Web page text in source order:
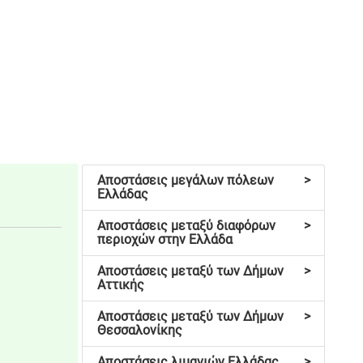
>
Αποστάσεις μεγάλων πόλεων
Ελλάδας
>
Αποστάσεις μεταξύ διαφόρων
περιοχών στην Ελλάδα
>
Αποστάσεις μεταξύ των Δήμων
Αττικής
>
Αποστάσεις μεταξύ των Δήμων
Θεσσαλονίκης